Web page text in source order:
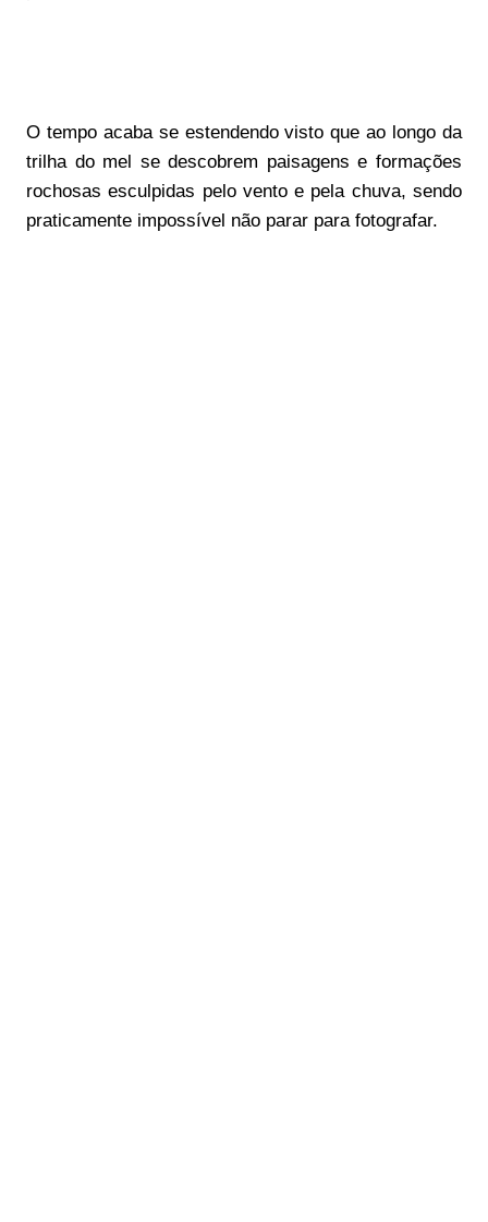
O tempo acaba se estendendo visto que ao longo da
trilha do mel se descobrem paisagens e formações
rochosas esculpidas pelo vento e pela chuva, sendo
praticamente impossível não parar para fotografar.